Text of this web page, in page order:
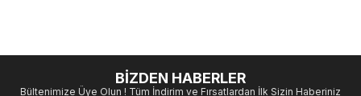
BİZDEN HABERLER
Bültenimize Üye Olun ! Tüm İndirim ve Fırsatlardan İlk Sizin Haberiniz